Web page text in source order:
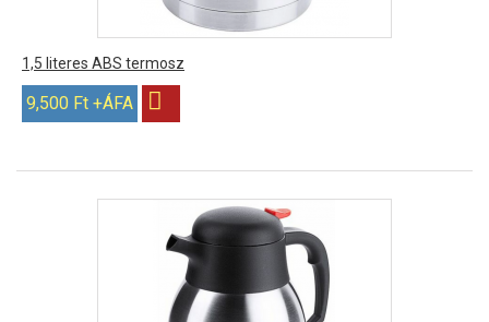
1,5 literes ABS termosz
9,500 Ft +ÁFA